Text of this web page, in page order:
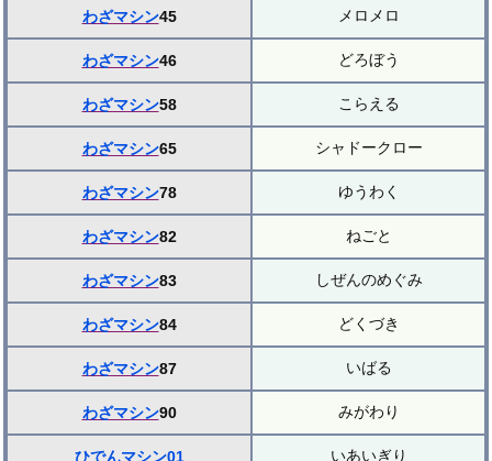
わざマシン45 メロメロ
わざマシン46 どろぼう
わざマシン58 こらえる
わざマシン65 シャドークロー
わざマシン78 ゆうわく
わざマシン82 ねごと
わざマシン83 しぜんのめぐみ
わざマシン84 どくづき
わざマシン87 いばる
わざマシン90 みがわり
ひでんマシン01 いあいぎり